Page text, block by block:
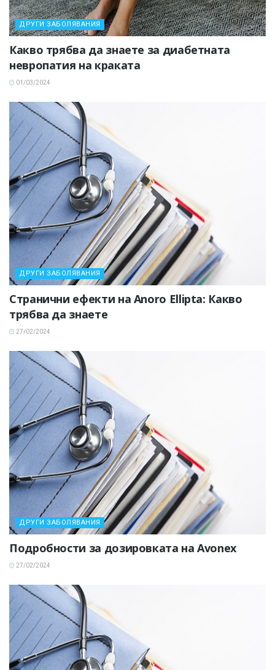
ДРУГИ ЗАБОЛЯВАНИЯ
Какво трябва да знаете за диабетната
невропатия на краката
01/03/2024
ДРУГИ ЗАБОЛЯВАНИЯ
Странични ефекти на Anoro Ellipta: Какво
трябва да знаете
27/02/2024
ДРУГИ ЗАБОЛЯВАНИЯ
Подробности за дозировката на Avonex
27/02/2024